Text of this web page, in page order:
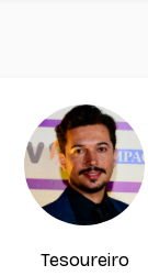
Tesoureiro